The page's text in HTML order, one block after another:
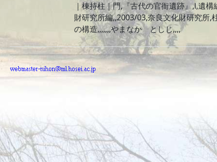
｜棟持柱｜門,『古代の官衙遺跡』,Ⅰ,遺
財研究所編,,2003/03,奈良文化財研究所,
の構造,,,,,,,やまなか としじ,,,,